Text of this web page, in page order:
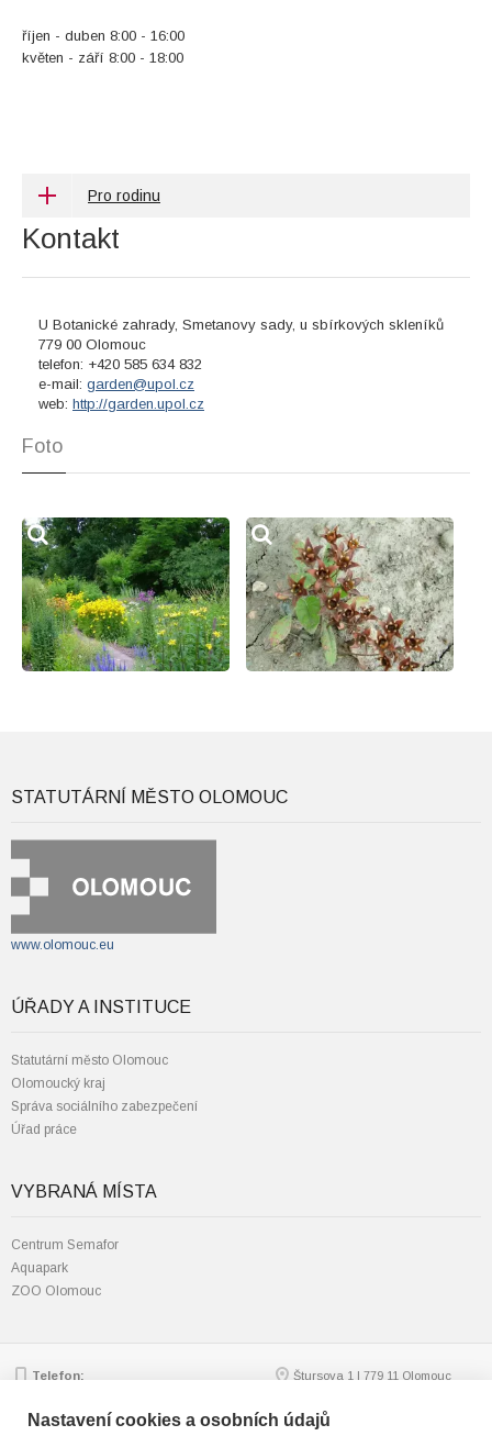
říjen - duben 8:00 - 16:00
květen - září 8:00 - 18:00
Pro rodinu
Kontakt
U Botanické zahrady, Smetanovy sady, u sbírkových skleníků
779 00 Olomouc
telefon: +420 585 634 832
e-mail: garden@upol.cz
web: http://garden.upol.cz
Foto
STATUTÁRNÍ MĚSTO OLOMOUC
www.olomouc.eu
ÚŘADY A INSTITUCE
Statutární město Olomouc
Olomoucký kraj
Správa sociálního zabezpečení
Úřad práce
VYBRANÁ MÍSTA
Centrum Semafor
Aquapark
ZOO Olomouc
Telefon:
Email:
mmol.osv@olomouc.eu
Štursova 1 | 779 11 Olomouc
Nastavení cookies a osobních údajů